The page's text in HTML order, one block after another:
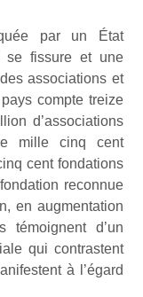
par un État
se fissure et une
associations et
compte treize
d’associations
mille cinq cent
cent fondations
reconnue
en augmentation
d’un
qui contrastent
à l’égard